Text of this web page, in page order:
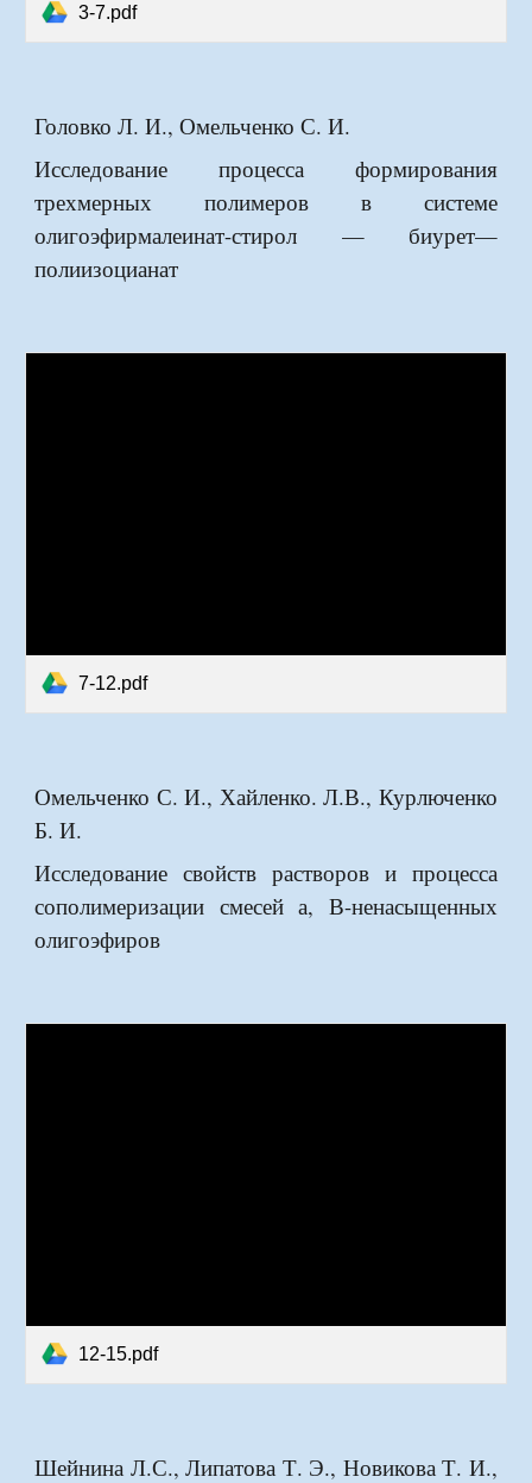
3-7.pdf
Головко Л. И., Омельченко С. И.
Исследование процесса формирования
трехмерных полимеров в системе
олигоэфирмалеинат-стирол — биурет—
полиизоцианат
7-12.pdf
Омельченко С. И., Хайленко. Л.В., Курлюченко
Б. И.
Исследование свойств растворов и процесса
сополимеризации смесей а, В-ненасыщенных
олигоэфиров
12-15.pdf
Шейнина Л.С., Липатова Т. Э., Новикова Т. И.,